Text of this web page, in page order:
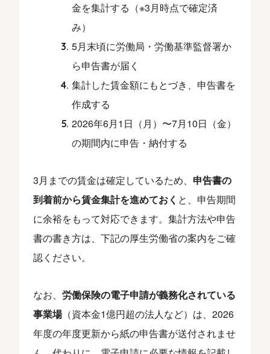
金を集計する（※3月時点で確定済
み）
5月末頃に労働局・労働基準監督署か
ら申告書が届く
集計した賃金額にもとづき、申告書を
作成する
2026年6月1日（月）〜7月10日（金）
の期間内に申告・納付する
3月までの賃金は確定しているため、 申告書の
到着前から賃金集計を進めておく と、申告期間
に余裕をもって対応できます。集計方法や申告
書の書き方は、下記の厚生労働省の案内をご確
認ください。
なお、労働保険の電子申請が義務化されている
事業場（資本金1億円超の法人など）は、2026
年度の年度更新から紙の申告書が送付されませ